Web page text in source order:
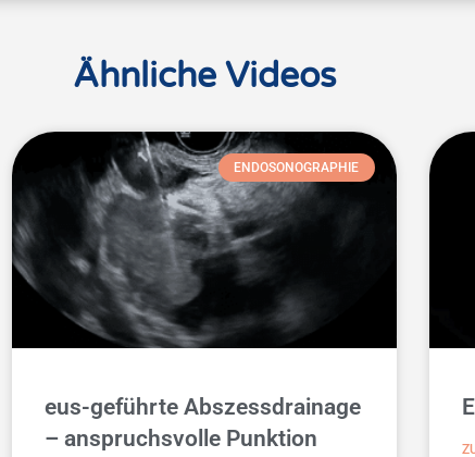
Ähnliche Videos
ENDOSONOGRAPHIE
eus-geführte Abszessdrainage
– anspruchsvolle Punktion